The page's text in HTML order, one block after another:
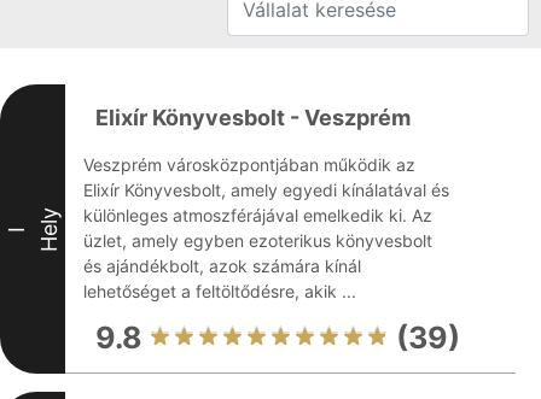
I Hely
Elixír Könyvesbolt - Veszprém
Veszprém városközpontjában működik az
Elixír Könyvesbolt, amely egyedi kínálatával és
különleges atmoszférájával emelkedik ki. Az
üzlet, amely egyben ezoterikus könyvesbolt
és ajándékbolt, azok számára kínál
lehetőséget a feltöltődésre, akik ...
9.8 (39)